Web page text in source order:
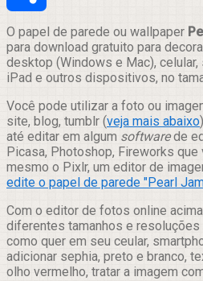
Compartilhar
O papel de parede ou wallpaper
para download gratuito para
desktop (Windows e Mac), celular,
iPad e outros dispositivos, no
Você pode utilizar a foto ou
site, blog, tumblr (veja mais abaixo
até editar em algum softwarede
Picasa, Photoshop, Fireworks
mesmo o Pixlr, um editor de
edite o papel de parede "Pearl
Com o editor de fotos online
diferentes tamanhos e resoluções
como quer em seu ceular,
adicionar sephia, preto e branco,
olho vermelho, tratar a imagem